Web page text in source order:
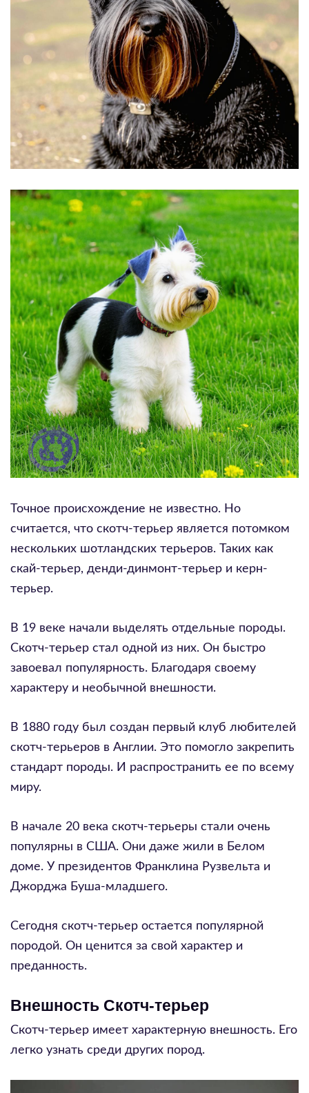
Точное происхождение не известно. Но
считается, что скотч-терьер является потомком
нескольких шотландских терьеров. Таких как
скай-терьер, денди-динмонт-терьер и керн-
терьер.
В 19 веке начали выделять отдельные породы.
Скотч-терьер стал одной из них. Он быстро
завоевал популярность. Благодаря своему
характеру и необычной внешности.
В 1880 году был создан первый клуб любителей
скотч-терьеров в Англии. Это помогло закрепить
стандарт породы. И распространить ее по всему
миру.
В начале 20 века скотч-терьеры стали очень
популярны в США. Они даже жили в Белом
доме. У президентов Франклина Рузвельта и
Джорджа Буша-младшего.
Сегодня скотч-терьер остается популярной
породой. Он ценится за свой характер и
преданность.
Внешность Скотч-терьер
Скотч-терьер имеет характерную внешность. Его
легко узнать среди других пород.